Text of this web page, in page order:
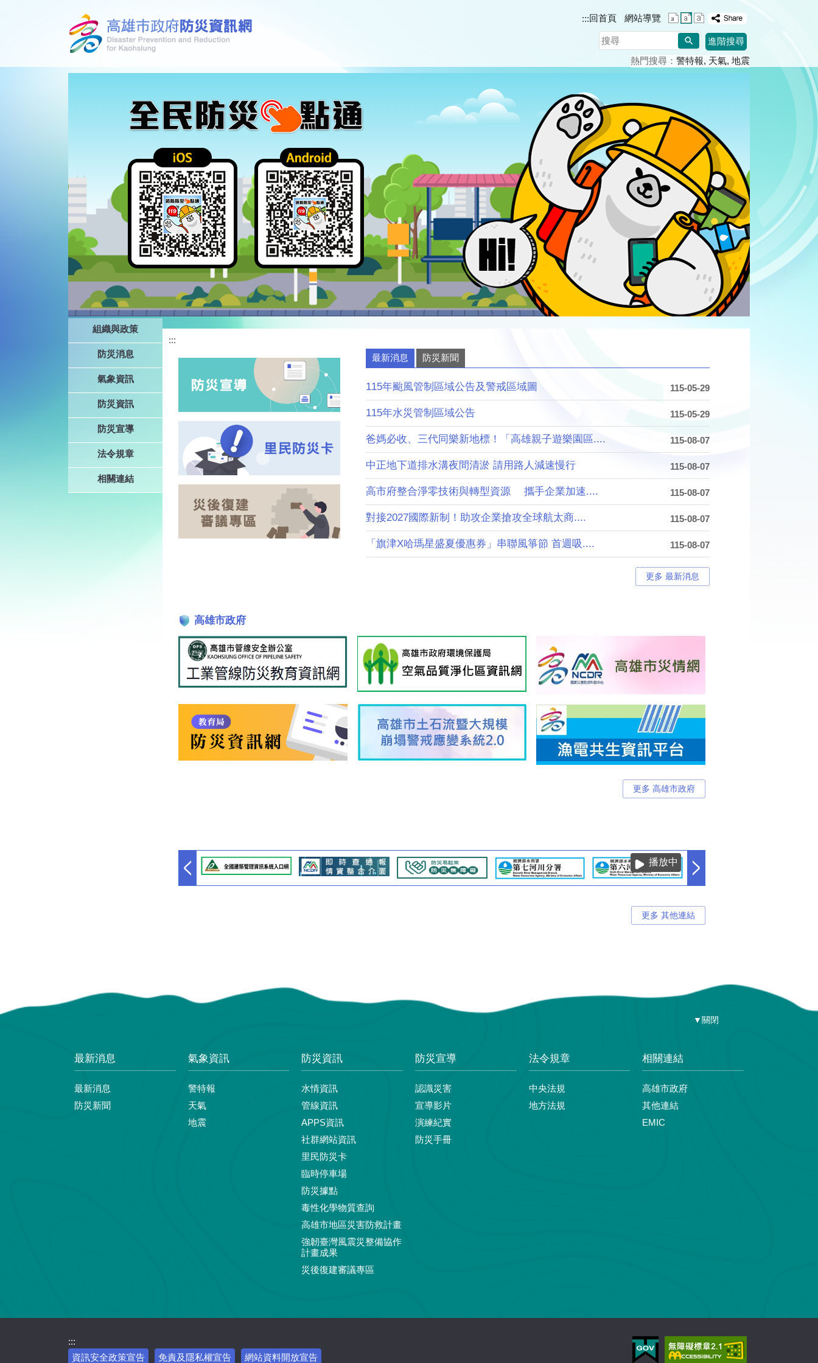
:::回首頁
網站導覽
搜
尋
進階搜尋
熱門搜尋： 警特報 天氣 地震
組織與政策
防災消息
氣象資訊
防災資訊
防災宣導
法令規章
相關連結
:::
最新消息
防災新聞
115-05-29
115年颱風管制區域公告及警戒區域圖
115-05-29
115年水災管制區域公告
115-08-07
爸媽必收、三代同樂新地標！「高雄親子遊樂園區....
115-08-07
中正地下道排水溝夜間清淤 請用路人減速慢行
115-08-07
高市府整合淨零技術與轉型資源 攜手企業加速....
115-08-07
對接2027國際新制！助攻企業搶攻全球航太商....
115-08-07
「旗津X哈瑪星盛夏優惠券」串聯風箏節 首週吸....
更多 最新消息
高雄市政府
更多 高雄市政府
播放中
更多 其他連結
▼關閉
最新消息
最新消息
防災新聞
氣象資訊
警特報
天氣
地震
防災資訊
水情資訊
管線資訊
APPS資訊
社群網站資訊
里民防災卡
臨時停車場
防災據點
毒性化學物質查詢
高雄市地區災害防救計畫
強韌臺灣風震災整備協作
計畫成果
災後復建審議專區
防災宣導
認識災害
宣導影片
演練紀實
防災手冊
法令規章
中央法規
地方法規
相關連結
高雄市政府
其他連結
EMIC
:::
資訊安全政策宣告
免責及隱私權宣告 網站資料開放宣告